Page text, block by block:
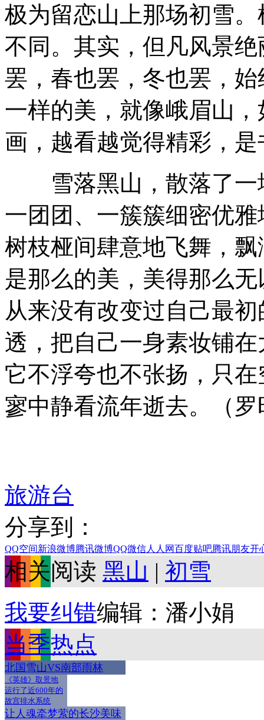
极为留恋山上那场初雪
不同。其实，但凡风景
罢，春也罢，冬也罢，
一样的美，就像峨眉山
画，越看越觉得精彩，
雪落黑山，散落了一
一团团、一簇簇细密优
树枝桠间肆意地飞舞，
是那么的美，美得那么
从来没有改变过自己最
透，把自己一身素妆铺
它不浮夸也不张扬，只
寥中静看流年逝去。（罗
旅游台
分享到：
QQ空间新浪微博腾讯微博QQ微信人人网百度贴吧腾讯朋友开
相关阅读 黑山 | 初雪
我要纠错编辑：潘小娟
当季热点
北国雪山VS南部雨林
《英雄》取景地
运行了近600年的
故宫排水系统
让人魂牵梦萦的长沙美味